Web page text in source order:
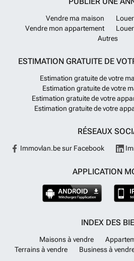
Vendre ma maison
Vendre mon appartement
Autres
ESTIMATION GRATUITE DE
Estimation gratuite de votre
Estimation gratuite de votre
Estimation gratuite de votre
Estimation gratuite de votre
RÉSEAUX
Immovlan.be sur Facebook
APPLICATION
INDEX DES
Maisons à vendre
Terrains à vendre
Business à